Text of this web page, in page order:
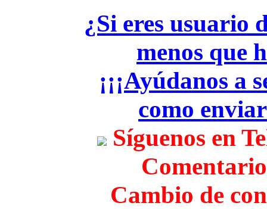
¿Si eres usuario
menos que
¡¡¡Ayúdanos a
como
Síguenos en
Cambio de